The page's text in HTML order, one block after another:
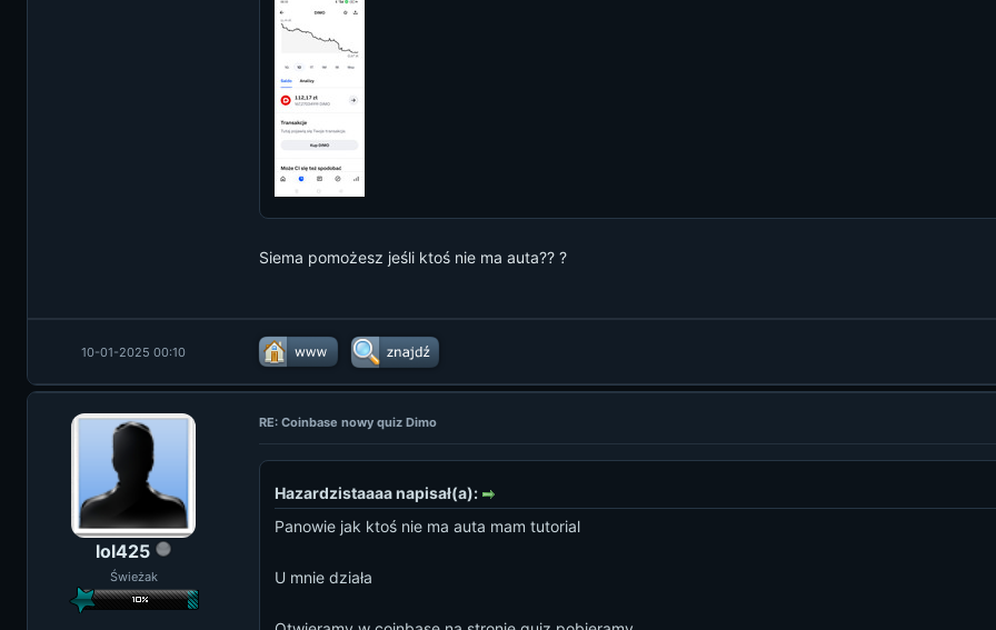
Siema pomożesz jeśli ktoś nie ma auta?? ?
10-01-2025 00:10
lol425
Świeżak
RE: Coinbase nowy quiz Dimo
Hazardzistaaaa napisał(a):
Panowie jak ktoś nie ma auta mam tutorial
U mnie działa